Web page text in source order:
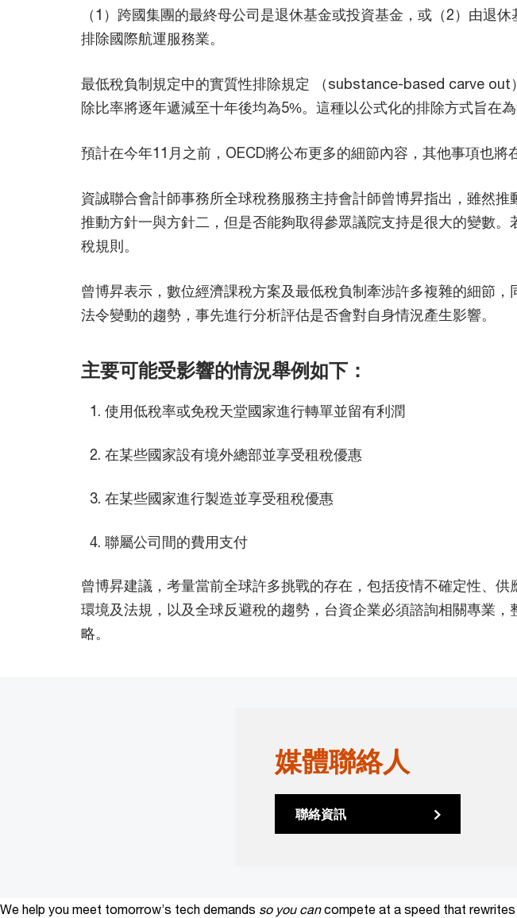
（1）跨國集團的最終母公司是退休基金或投資基金，或（2）由退
排除國際航運服務業。
最低稅負制規定中的實質性排除規定 （substance-based carve
除比率將逐年遞減至十年後均為5%。這種以公式化的排除方式旨在
預計在今年11月之前，OECD將公布更多的細節內容，其他事項也將
資誠聯合會計師事務所全球稅務服務主持會計師曾博昇指出，雖然
推動方針一與方針二，但是否能夠取得參眾議院支持是很大的變數
稅規則。
曾博昇表示，數位經濟課稅方案及最低稅負制牽涉許多複雜的細節
法令變動的趨勢，事先進行分析評估是否會對自身情況產生影響。
主要可能受影響的情況舉例如下：
使用低稅率或免稅天堂國家進行轉單並留有利潤
在某些國家設有境外總部並享受租稅優惠
在某些國家進行製造並享受租稅優惠
聯屬公司間的費用支付
曾博昇建議，考量當前全球許多挑戰的存在，包括疫情不確定性、
環境及法規，以及全球反避稅的趨勢，台資企業必須諮詢相關專業
略。
媒體聯絡人
聯絡資訊
We help you meet tomorrow’s tech demands so you can compete at a speed that rewrites